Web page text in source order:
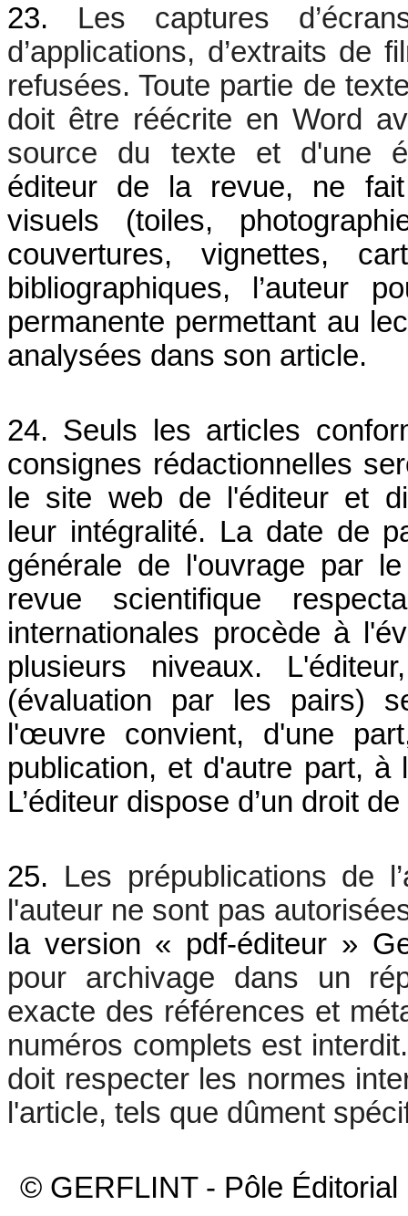
23. Les captures
d’applications, d’extraits de
refusées. Toute partie de
doit être réécrite en Word
source du texte et d'une
éditeur de la revue, ne fait
visuels (toiles,
couvertures, vignettes,
bibliographiques, l’auteur
permanente permettant au
analysées dans son article.
24. Seuls les articles
consignes rédactionnelles
le site web de l'éditeur et
leur intégralité. La date de
générale de l'ouvrage par
revue scientifique
internationales procède à
plusieurs niveaux.
(évaluation par les pairs)
l'œuvre convient, d'une
publication, et d'autre part, à
L’éditeur dispose d’un droit
25. Les prépublications de
l'auteur ne sont pas
la version « pdf-éditeur »
pour archivage dans un
exacte des références et
numéros complets est
doit respecter les normes
l'article, tels que dûment
© GERFLINT - Pôle